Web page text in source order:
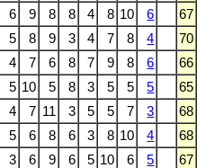
6 9 8 8 4 8 10 6 67
5 8 9 3 4 7 8 4 70
4 7 6 8 7 9 8 6 66
5 10 5 8 3 5 5 5 65
4 7 11 3 5 5 7 3 68
5 6 8 6 3 8 10 4 68
3 6 9 6 5 10 6 5 67